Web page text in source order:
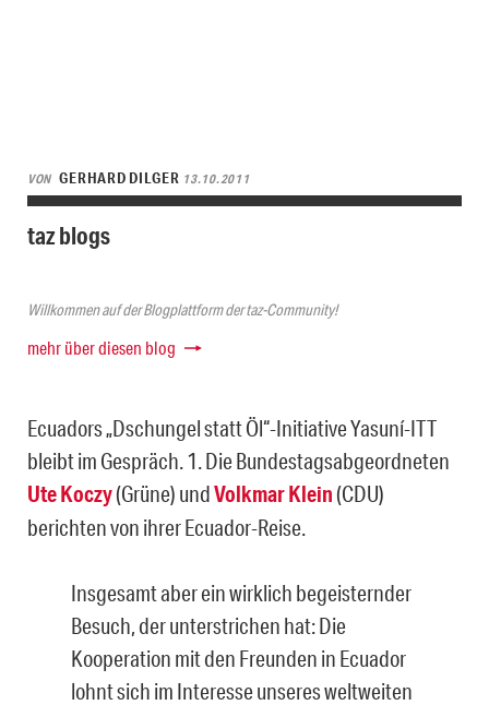
VON GERHARD DILGER 13.10.2011
taz blogs
Willkommen auf der Blogplattform der taz-Community!
mehr über diesen blog
Ecuadors „Dschungel statt Öl“-Initiative Yasuní-ITT
bleibt im Gespräch. 1. Die Bundestagsabgeordneten
Ute Koczy(Grüne) undVolkmar Klein(CDU)
berichten von ihrer Ecuador-Reise.
Insgesamt aber ein wirklich begeisternder
Besuch, der unterstrichen hat: Die
Kooperation mit den Freunden in Ecuador
lohnt sich im Interesse unseres weltweiten